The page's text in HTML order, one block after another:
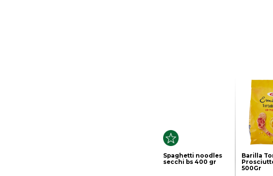
Spaghetti noodles
secchi bs 400 gr
Barilla
500Gr